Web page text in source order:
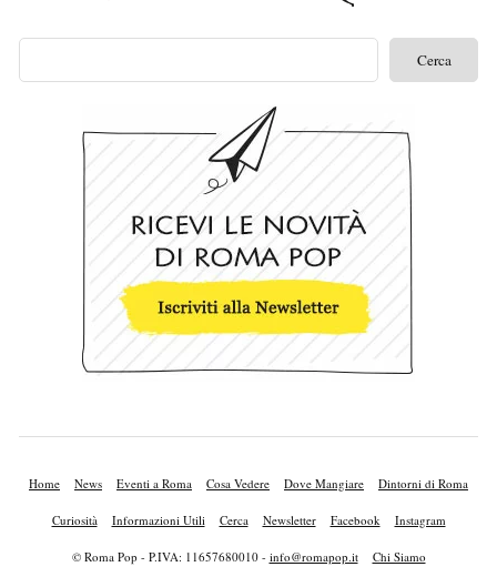
Home News Eventi a Roma Cosa Vedere Dove Mangiare Dintorni di Roma
Curiosità Informazioni Utili Cerca Newsletter Facebook Instagram
© Roma Pop - P.IVA: 11657680010 - info@romapop.it Chi Siamo